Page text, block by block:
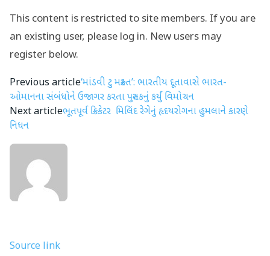
This content is restricted to site members. If you are
an existing user, please log in. New users may
register below.
Previous article‘માંડવી ટુ મસ્કત’: ભારતીય દૂતાવાસે ભારત-
ઓમાનના સંબંધોને ઉજાગર કરતા પુસ્તકનું કર્યું વિમોચન
Next articleભૂતપૂર્વ ક્રિકેટર મિલિંદ રેગેનું હૃદયરોગના હુમલાને કારણે
નિધન
Source link